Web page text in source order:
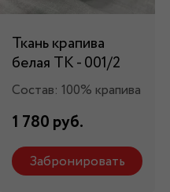
Ткань крапива
белая ТК - 001/2
Состав: 100% крапива
1 780 руб.
Забронировать